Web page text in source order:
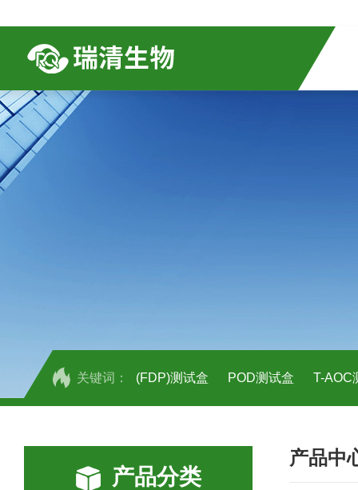
关键词： (FDP)测试盒 POD测试盒 T-AOC
人全式钴氨素2(HTSB2)elisa试剂盒现
产品分类
产品中